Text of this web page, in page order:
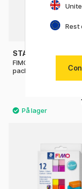
STAEDTLER
FIMO Kids
packLight colours
Rest